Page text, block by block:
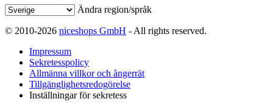
Ändra region/språk
© 2010-2026 niceshops GmbH - All rights reserved.
Impressum
Sekretesspolicy
Allmänna villkor och ångerrät
Tillgänglighetsredogörelse
Inställningar för sekretess